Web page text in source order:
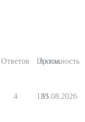
Ответов Просм.
Активность
4 133
05.08.2026